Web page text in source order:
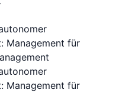
Management für
Management für